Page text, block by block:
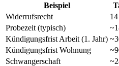
Beispiel
Widerrufsrecht
14
Probezeit (typisch)
Kündigungsfrist Arbeit (1. Jahr)
Kündigungsfrist Wohnung
Schwangerschaft